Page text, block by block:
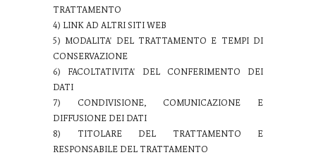
TRATTAMENTO
4) LINK AD ALTRI SITI WEB
5) MODALITA' DEL TRATTAMENTO E TEMPI DI
CONSERVAZIONE
6) FACOLTATIVITA' DEL CONFERIMENTO DEI
DATI
7) CONDIVISIONE, COMUNICAZIONE E
DIFFUSIONE DEI DATI
8) TITOLARE DEL TRATTAMENTO E
RESPONSABILE DEL TRATTAMENTO